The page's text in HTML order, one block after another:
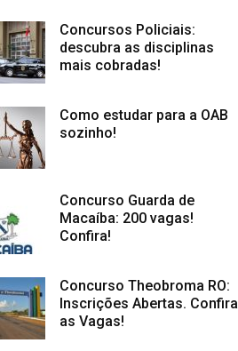
Concursos Policiais:
descubra as disciplinas
mais cobradas!
Como estudar para a OAB
sozinho!
Concurso Guarda de
Macaíba: 200 vagas!
Confira!
Concurso Theobroma RO:
Inscrições Abertas. Confira
as Vagas!